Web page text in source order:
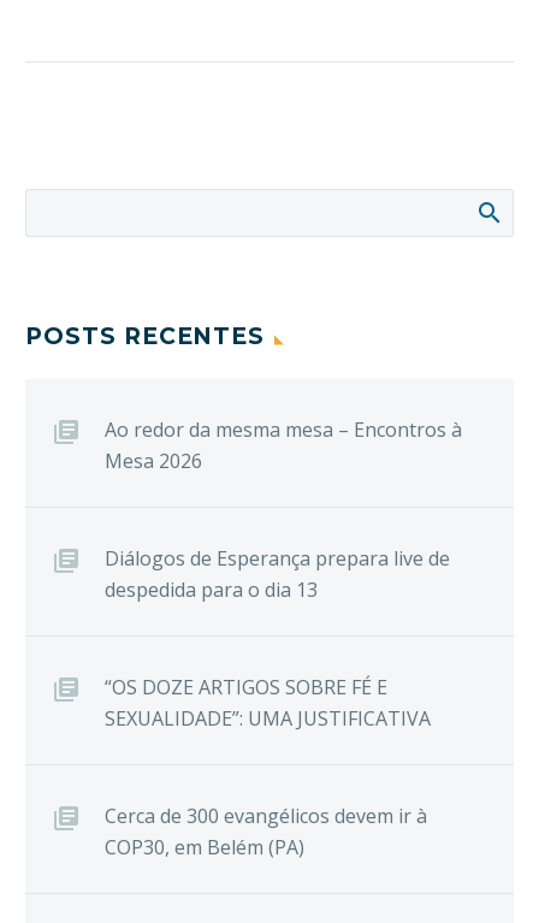
POSTS RECENTES
Ao redor da mesma mesa – Encontros à
Mesa 2026
Diálogos de Esperança prepara live de
despedida para o dia 13
“OS DOZE ARTIGOS SOBRE FÉ E
SEXUALIDADE”: UMA JUSTIFICATIVA
Cerca de 300 evangélicos devem ir à
COP30, em Belém (PA)